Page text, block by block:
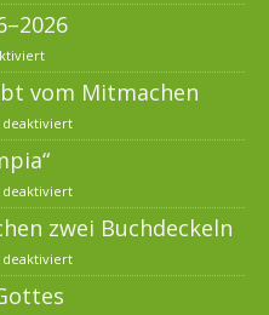
vom Mitmachen
zwei Buchdeckeln